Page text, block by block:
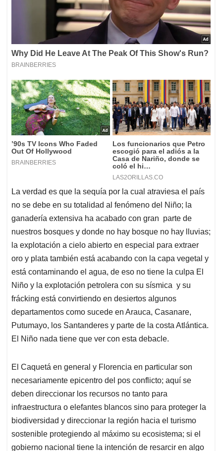
La verdad es que la sequía por la cual atraviesa el país
no se debe en su totalidad al fenómeno del Niño; la
ganadería extensiva ha acabado con gran parte de
nuestros bosques y donde no hay bosque no hay lluvias;
la explotación a cielo abierto en especial para extraer
oro y plata también está acabando con la capa vegetal y
está contaminando el agua, de eso no tiene la culpa El
Niño y la explotación petrolera con su sísmica y su
frácking está convirtiendo en desiertos algunos
departamentos como sucede en Arauca, Casanare,
Putumayo, los Santanderes y parte de la costa Atlántica.
El Niño nada tiene que ver con esta debacle.
El Caquetá en general y Florencia en particular son
necesariamente epicentro del pos conflicto; aquí se
deben direccionar los recursos no tanto para
infraestructura o elefantes blancos sino para proteger la
biodiversidad y direccionar la región hacia el turismo
sostenible protegiendo al máximo su ecosistema; si el
gobierno nacional tiene la intención de resarcir en algo